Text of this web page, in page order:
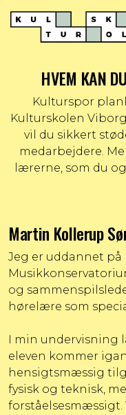
HVEM KAN
Kulturspor
Kulturskolen
vil du sikkert
medarbejdere.
lærerne, som du
Martin Kollerup
Jeg er uddannet på
og
hørelære som
I min undervisning
eleven kommer
hensigtsmæssig
fysisk og teknisk,